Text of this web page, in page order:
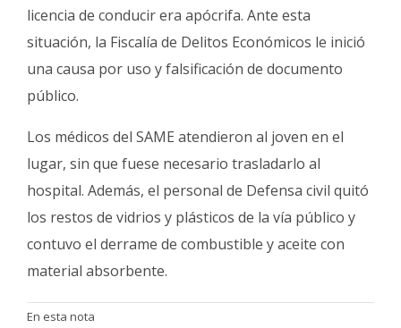
licencia de conducir era apócrifa. Ante esta
situación, la Fiscalía de Delitos Económicos le inició
una causa por uso y falsificación de documento
público.
Los médicos del SAME atendieron al joven en el
lugar, sin que fuese necesario trasladarlo al
hospital. Además, el personal de Defensa civil quitó
los restos de vidrios y plásticos de la vía público y
contuvo el derrame de combustible y aceite con
material absorbente.
En esta nota